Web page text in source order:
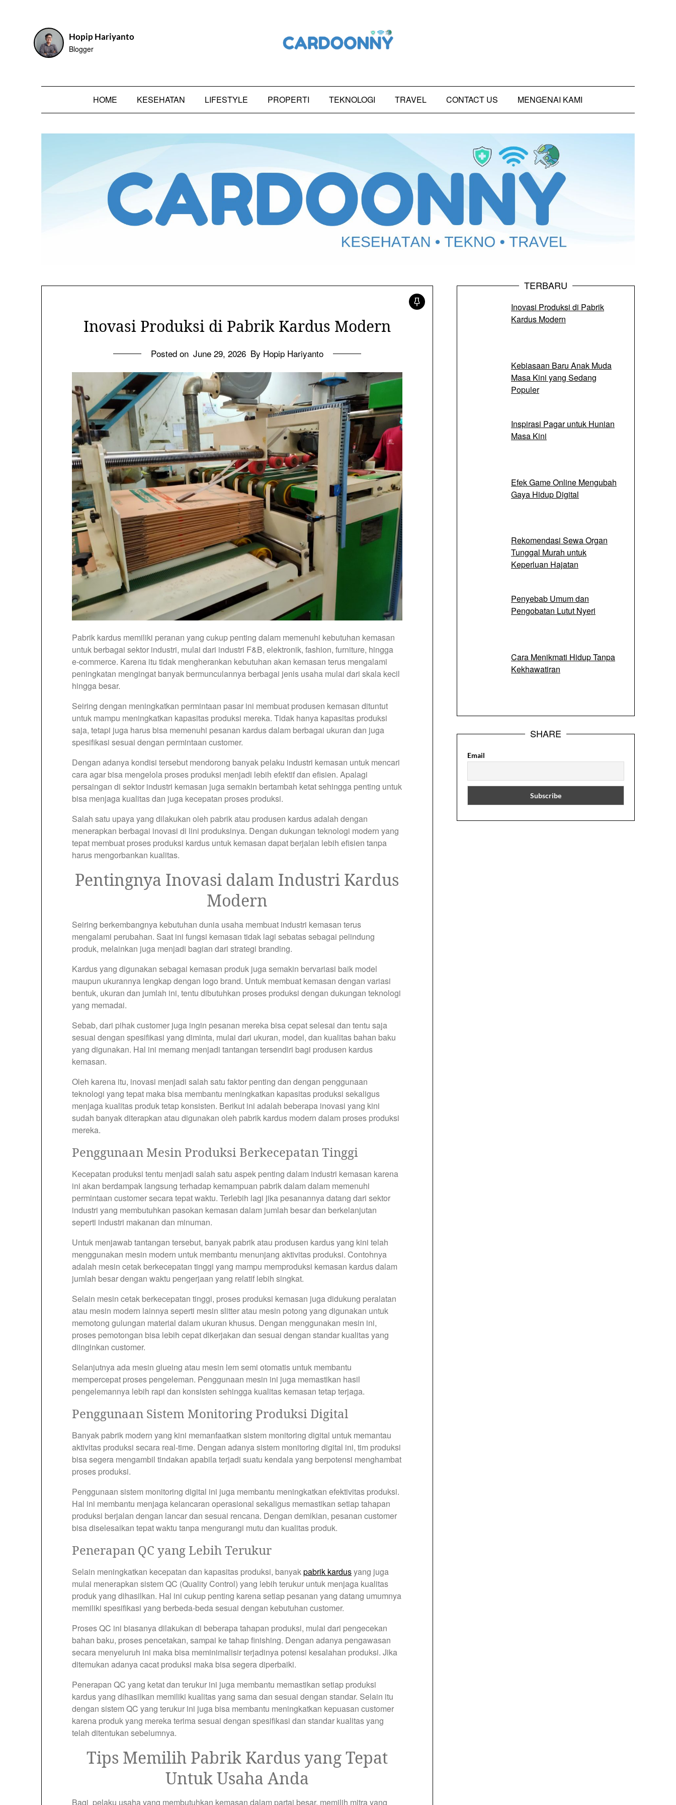
Hopip Hariyanto
Blogger
HOME KESEHATAN LIFESTYLE PROPERTI TEKNOLOGI TRAVEL CONTACT US MENGENAI KAMI
Inovasi Produksi di Pabrik Kardus Modern
Posted on June 29, 2026 By Hopip Hariyanto
Pabrik kardus memiliki peranan yang cukup penting dalam memenuhi kebutuhan kemasan
untuk berbagai sektor industri, mulai dari industri F&B, elektronik, fashion, furniture, hingga
e-commerce. Karena itu tidak mengherankan kebutuhan akan kemasan terus mengalami
peningkatan mengingat banyak bermunculannya berbagai jenis usaha mulai dari skala kecil
hingga besar.
Seiring dengan meningkatkan permintaan pasar ini membuat produsen kemasan dituntut
untuk mampu meningkatkan kapasitas produksi mereka. Tidak hanya kapasitas produksi
saja, tetapi juga harus bisa memenuhi pesanan kardus dalam berbagai ukuran dan juga
spesifikasi sesuai dengan permintaan customer.
Dengan adanya kondisi tersebut mendorong banyak pelaku industri kemasan untuk mencari
cara agar bisa mengelola proses produksi menjadi lebih efektif dan efisien. Apalagi
persaingan di sektor industri kemasan juga semakin bertambah ketat sehingga penting untuk
bisa menjaga kualitas dan juga kecepatan proses produksi.
Salah satu upaya yang dilakukan oleh pabrik atau produsen kardus adalah dengan
menerapkan berbagai inovasi di lini produksinya. Dengan dukungan teknologi modern yang
tepat membuat proses produksi kardus untuk kemasan dapat berjalan lebih efisien tanpa
harus mengorbankan kualitas.
Pentingnya Inovasi dalam Industri Kardus
Modern
Seiring berkembangnya kebutuhan dunia usaha membuat industri kemasan terus
mengalami perubahan. Saat ini fungsi kemasan tidak lagi sebatas sebagai pelindung
produk, melainkan juga menjadi bagian dari strategi branding.
Kardus yang digunakan sebagai kemasan produk juga semakin bervariasi baik model
maupun ukurannya lengkap dengan logo brand. Untuk membuat kemasan dengan variasi
bentuk, ukuran dan jumlah ini, tentu dibutuhkan proses produksi dengan dukungan teknologi
yang memadai.
Sebab, dari pihak customer juga ingin pesanan mereka bisa cepat selesai dan tentu saja
sesuai dengan spesifikasi yang diminta, mulai dari ukuran, model, dan kualitas bahan baku
yang digunakan. Hal ini memang menjadi tantangan tersendiri bagi produsen kardus
kemasan.
Oleh karena itu, inovasi menjadi salah satu faktor penting dan dengan penggunaan
teknologi yang tepat maka bisa membantu meningkatkan kapasitas produksi sekaligus
menjaga kualitas produk tetap konsisten. Berikut ini adalah beberapa inovasi yang kini
sudah banyak diterapkan atau digunakan oleh pabrik kardus modern dalam proses produksi
mereka.
Penggunaan Mesin Produksi Berkecepatan Tinggi
Kecepatan produksi tentu menjadi salah satu aspek penting dalam industri kemasan karena
ini akan berdampak langsung terhadap kemampuan pabrik dalam dalam memenuhi
permintaan customer secara tepat waktu. Terlebih lagi jika pesanannya datang dari sektor
industri yang membutuhkan pasokan kemasan dalam jumlah besar dan berkelanjutan
seperti industri makanan dan minuman.
Untuk menjawab tantangan tersebut, banyak pabrik atau produsen kardus yang kini telah
menggunakan mesin modern untuk membantu menunjang aktivitas produksi. Contohnya
adalah mesin cetak berkecepatan tinggi yang mampu memproduksi kemasan kardus dalam
jumlah besar dengan waktu pengerjaan yang relatif lebih singkat.
Selain mesin cetak berkecepatan tinggi, proses produksi kemasan juga didukung peralatan
atau mesin modern lainnya seperti mesin slitter atau mesin potong yang digunakan untuk
memotong gulungan material dalam ukuran khusus. Dengan menggunakan mesin ini,
proses pemotongan bisa lebih cepat dikerjakan dan sesuai dengan standar kualitas yang
diinginkan customer.
Selanjutnya ada mesin glueing atau mesin lem semi otomatis untuk membantu
mempercepat proses pengeleman. Penggunaan mesin ini juga memastikan hasil
pengelemannya lebih rapi dan konsisten sehingga kualitas kemasan tetap terjaga.
Penggunaan Sistem Monitoring Produksi Digital
Banyak pabrik modern yang kini memanfaatkan sistem monitoring digital untuk memantau
aktivitas produksi secara real-time. Dengan adanya sistem monitoring digital ini, tim produksi
bisa segera mengambil tindakan apabila terjadi suatu kendala yang berpotensi menghambat
proses produksi.
Penggunaan sistem monitoring digital ini juga membantu meningkatkan efektivitas produksi.
Hal ini membantu menjaga kelancaran operasional sekaligus memastikan setiap tahapan
produksi berjalan dengan lancar dan sesuai rencana. Dengan demikian, pesanan customer
bisa diselesaikan tepat waktu tanpa mengurangi mutu dan kualitas produk.
Penerapan QC yang Lebih Terukur
Selain meningkatkan kecepatan dan kapasitas produksi, banyakpabrik kardusyang juga
mulai menerapkan sistem QC (Quality Control) yang lebih terukur untuk menjaga kualitas
produk yang dihasilkan. Hal ini cukup penting karena setiap pesanan yang datang umumnya
memiliki spesifikasi yang berbeda-beda sesuai dengan kebutuhan customer.
Proses QC ini biasanya dilakukan di beberapa tahapan produksi, mulai dari pengecekan
bahan baku, proses pencetakan, sampai ke tahap finishing. Dengan adanya pengawasan
secara menyeluruh ini maka bisa meminimalisir terjadinya potensi kesalahan produksi. Jika
ditemukan adanya cacat produksi maka bisa segera diperbaiki.
Penerapan QC yang ketat dan terukur ini juga membantu memastikan setiap produksi
kardus yang dihasilkan memiliki kualitas yang sama dan sesuai dengan standar. Selain itu
dengan sistem QC yang terukur ini juga bisa membantu meningkatkan kepuasan customer
karena produk yang mereka terima sesuai dengan spesifikasi dan standar kualitas yang
telah ditentukan sebelumnya.
Tips Memilih Pabrik Kardus yang Tepat
Untuk Usaha Anda
Bagi pelaku usaha yang membutuhkan kemasan dalam partai besar, memilih mitra yang
TERBARU
Inovasi Produksi di Pabrik
Kardus Modern
Kebiasaan Baru Anak Muda
Masa Kini yang Sedang
Populer
Inspirasi Pagar untuk Hunian
Masa Kini
Efek Game Online Mengubah
Gaya Hidup Digital
Rekomendasi Sewa Organ
Tunggal Murah untuk
Keperluan Hajatan
Penyebab Umum dan
Pengobatan Lutut Nyeri
Cara Menikmati Hidup Tanpa
Kekhawatiran
SHARE
Email